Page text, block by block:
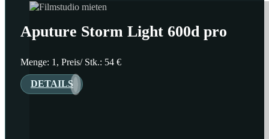
Aputure Storm Light 600d pro
Menge: 1, Preis/ Stk.: 54 €
DETAILS